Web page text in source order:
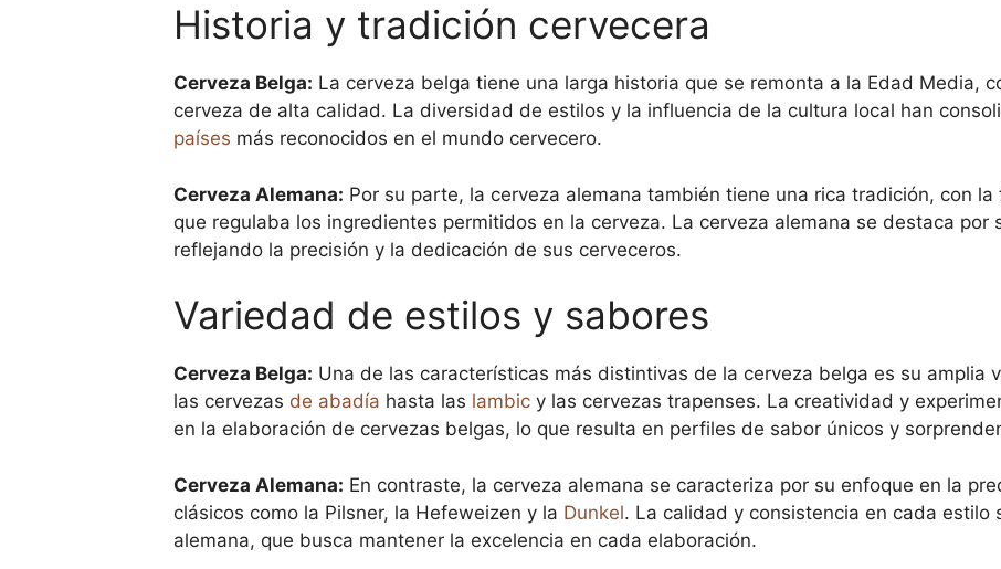
Historia y tradición cervecera
Cerveza Belga: La cerveza belga tiene una larga historia que se remonta a la Edad Media,
cerveza de alta calidad. La diversidad de estilos y la influencia de la cultura local han
países más reconocidos en el mundo cervecero.
Cerveza Alemana: Por su parte, la cerveza alemana también tiene una rica tradición, con la
que regulaba los ingredientes permitidos en la cerveza. La cerveza alemana se destaca por
reflejando la precisión y la dedicación de sus cerveceros.
Variedad de estilos y sabores
Cerveza Belga: Una de las características más distintivas de la cerveza belga es su amplia
las cervezas de abadía hasta las lambic y las cervezas trapenses. La creatividad y
en la elaboración de cervezas belgas, lo que resulta en perfiles de sabor únicos y
Cerveza Alemana: En contraste, la cerveza alemana se caracteriza por su enfoque en la
clásicos como la Pilsner, la Hefeweizen y la Dunkel. La calidad y consistencia en cada estilo
alemana, que busca mantener la excelencia en cada elaboración.